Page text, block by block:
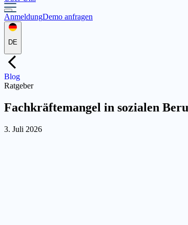
AnmeldungDemo anfragen
DE
Blog
Ratgeber
Fachkräftemangel in sozialen
3. Juli 2026